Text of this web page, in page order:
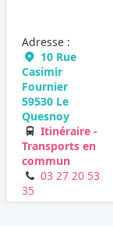
Adresse :
10 Rue
Casimir
Fournier
59530 Le
Quesnoy
Itinéraire -
Transports en
commun
03 27 20 53
35